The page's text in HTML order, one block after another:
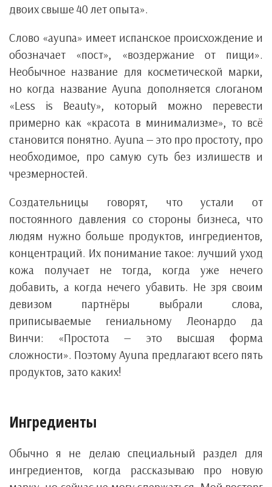
двоих свыше 40 лет опыта».
Слово «ayuna» имеет испанское происхождение и
обозначает «пост», «воздержание от пищи».
Необычное название для косметической марки,
но когда название Ayuna дополняется слоганом
«Less is Beauty», который можно перевести
примерно как «красота в минимализме», то всё
становится понятно. Ayuna — это про простоту, про
необходимое, про самую суть без излишеств и
чрезмерностей.
Создательницы говорят, что устали от
постоянного давления со стороны бизнеса, что
людям нужно больше продуктов, ингредиентов,
концентраций. Их понимание такое: лучший уход
кожа получает не тогда, когда уже нечего
добавить, а когда нечего убавить. Не зря своим
девизом партнёры выбрали слова,
приписываемые гениальному Леонардо да
Винчи: «Простота — это высшая форма
сложности». Поэтому Ayuna предлагают всего пять
продуктов, зато каких!
Ингредиенты
Обычно я не делаю специальный раздел для
ингредиентов, когда рассказываю про новую